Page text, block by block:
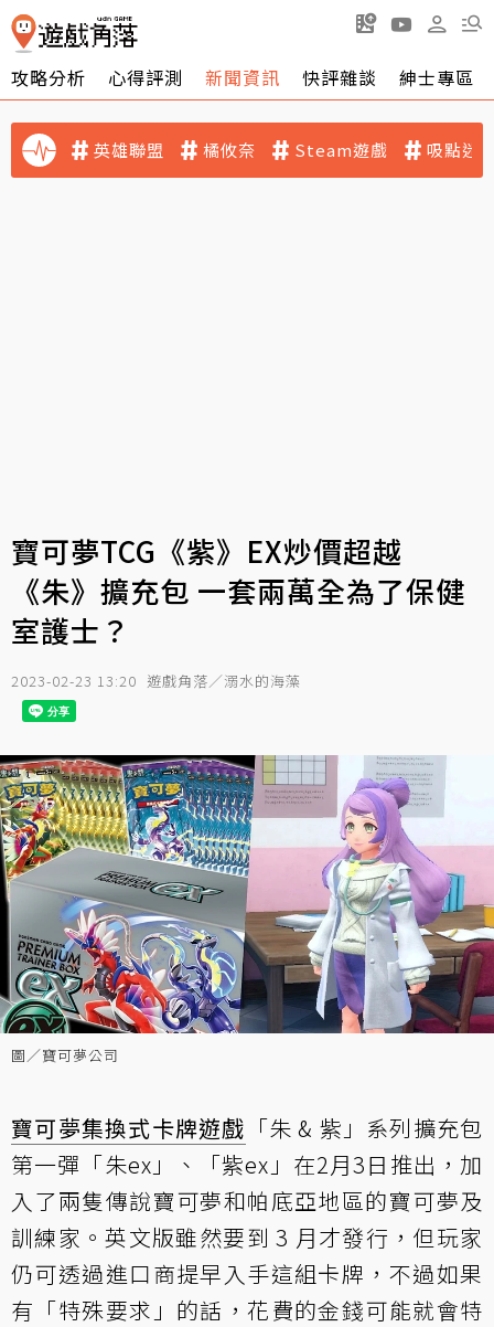
攻略分析 心得評測 新聞資訊 快評雜談 紳士專區
英雄聯盟 橘攸奈 Steam遊戲 吸點迷
寶可夢TCG《紫》EX炒價超越
《朱》擴充包 一套兩萬全為了保健
室護士？
2023-02-23 13:20 遊戲角落／溺水的海藻
圖／寶可夢公司
寶可夢集換式卡牌遊戲 「朱 & 紫」系列擴充包
第一彈「朱ex」、「紫ex」在2月3日推出，加
入了兩隻傳說寶可夢和帕底亞地區的寶可夢及
訓練家。英文版雖然要到 3 月才發行，但玩家
仍可透過進口商提早入手這組卡牌，不過如果
有「特殊要求」的話，花費的金錢可能就會特